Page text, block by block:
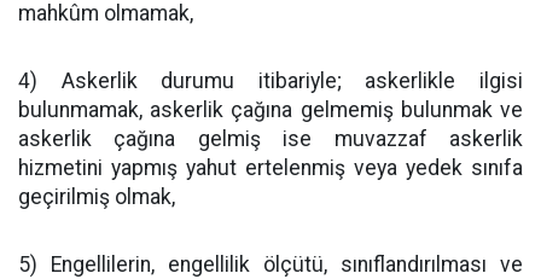
mahkûm olmamak,
4) Askerlik durumu itibariyle; askerlikle ilgisi
bulunmamak, askerlik çağına gelmemiş bulunmak ve
askerlik çağına gelmiş ise muvazzaf askerlik
hizmetini yapmış yahut ertelenmiş veya yedek sınıfa
geçirilmiş olmak,
5) Engellilerin, engellilik ölçütü, sınıflandırılması ve